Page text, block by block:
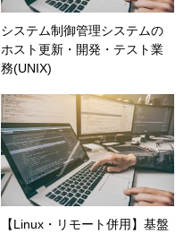
システム制御管理システムの
ホスト更新・開発・テスト業
務(UNIX)
【Linux・リモート併用】基盤